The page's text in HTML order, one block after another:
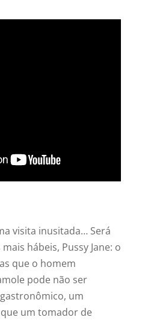
visita inusitada… Será
hábeis, Pussy Jane: o
que o homem
pode não ser
um
um tomador de